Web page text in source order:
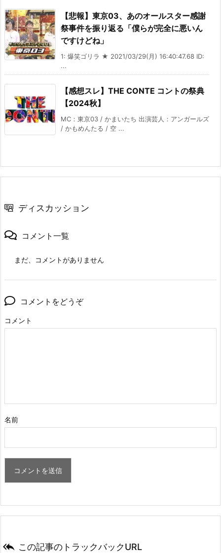
【悲報】東京03、あのオールスター感謝
祭事件を振り返る「僕らが完全に悪いん
ですけどね」
1: 爆笑ゴリラ ★ 2021/03/29(月) 16:40:47.68 ID:
...
【感想スレ】THE CONTE コントの祭典
【2024秋】
MC：東京03 / かまいたち 出演芸人：アンガールズ
/ かもめんたる / 空 ...
ディスカッション
コメント一覧
まだ、コメントがありません
コメントをどうぞ
コメント
名前
 この記事のトラックバックURL